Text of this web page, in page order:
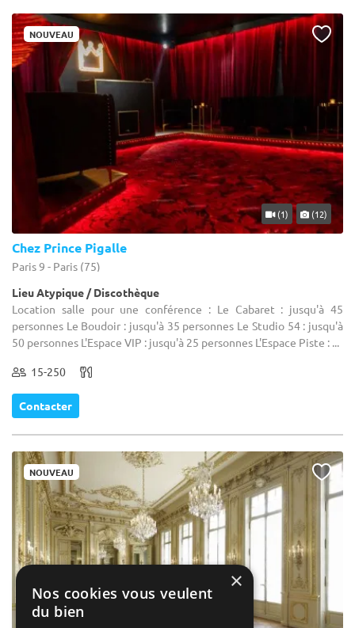
NOUVEAU
(1) (12)
Chez Prince Pigalle
Paris 9 - Paris (75)
Lieu Atypique / Discothèque
Location salle pour une conférence : Le Cabaret : jusqu'à 45
personnes Le Boudoir : jusqu'à 35 personnes Le Studio 54 : jusqu'à
50 personnes L'Espace VIP : jusqu'à 25 personnes L'Espace Piste : ...
15-250
Contacter
NOUVEAU
×
Nos cookies vous veulent
du bien